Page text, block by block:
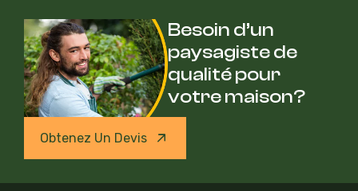
Besoin d’un
paysagiste de
qualité pour
votre maison?
Obtenez Un Devis